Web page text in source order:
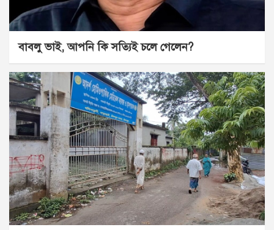
বাবলু ভাই, আপনি কি সত্যিই চলে গেলেন?